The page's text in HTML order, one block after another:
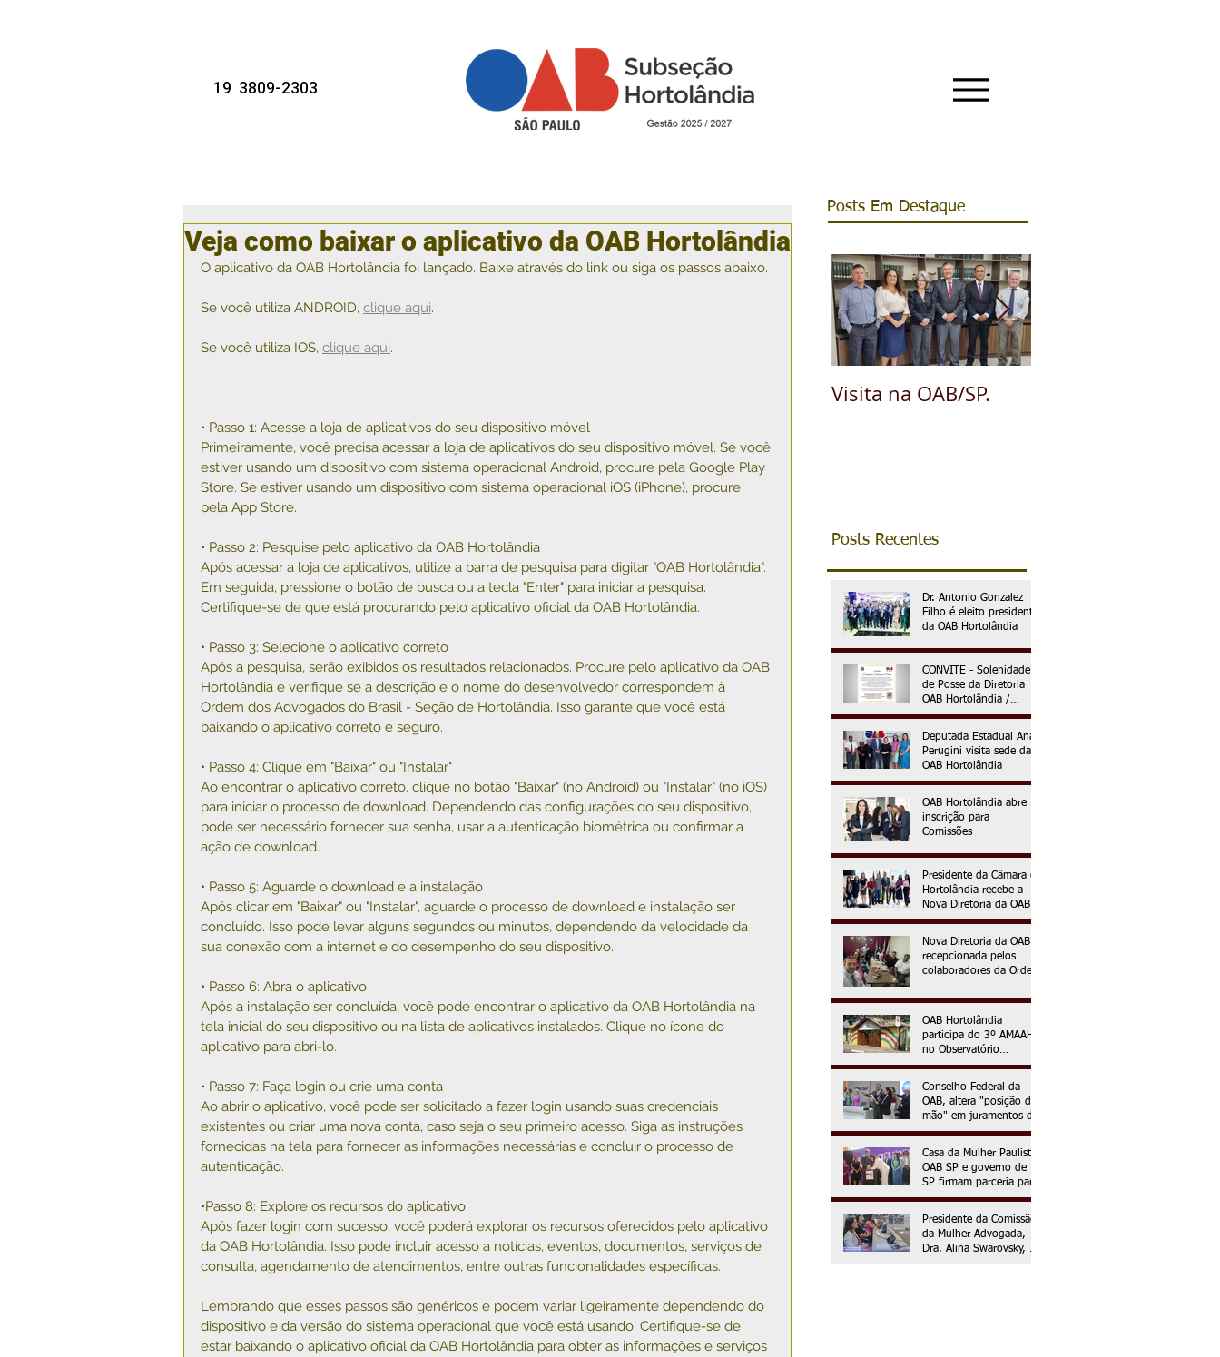
19 3809-2303
Veja como baixar o aplicativo da OAB Hortolândia
O aplicativo da OAB Hortolândia foi lançado. Baixe através do link ou siga os passos abaixo.
Se você utiliza ANDROID, clique aqui.
Se você utiliza IOS, clique aqui.
• Passo 1: Acesse a loja de aplicativos do seu dispositivo móvel
Primeiramente, você precisa acessar a loja de aplicativos do seu dispositivo móvel. Se você
estiver usando um dispositivo com sistema operacional Android, procure pela Google Play
Store. Se estiver usando um dispositivo com sistema operacional iOS (iPhone), procure
pela App Store.
• Passo 2: Pesquise pelo aplicativo da OAB Hortolândia
Após acessar a loja de aplicativos, utilize a barra de pesquisa para digitar "OAB Hortolândia".
Em seguida, pressione o botão de busca ou a tecla "Enter" para iniciar a pesquisa.
Certifique-se de que está procurando pelo aplicativo oficial da OAB Hortolândia.
• Passo 3: Selecione o aplicativo correto
Após a pesquisa, serão exibidos os resultados relacionados. Procure pelo aplicativo da OAB
Hortolândia e verifique se a descrição e o nome do desenvolvedor correspondem à
Ordem dos Advogados do Brasil - Seção de Hortolândia. Isso garante que você está
baixando o aplicativo correto e seguro.
• Passo 4: Clique em "Baixar" ou "Instalar"
Ao encontrar o aplicativo correto, clique no botão "Baixar" (no Android) ou "Instalar" (no iOS)
para iniciar o processo de download. Dependendo das configurações do seu dispositivo,
pode ser necessário fornecer sua senha, usar a autenticação biométrica ou confirmar a
ação de download.
• Passo 5: Aguarde o download e a instalação
Após clicar em "Baixar" ou "Instalar", aguarde o processo de download e instalação ser
concluído. Isso pode levar alguns segundos ou minutos, dependendo da velocidade da
sua conexão com a internet e do desempenho do seu dispositivo.
• Passo 6: Abra o aplicativo
Após a instalação ser concluída, você pode encontrar o aplicativo da OAB Hortolândia na
tela inicial do seu dispositivo ou na lista de aplicativos instalados. Clique no ícone do
aplicativo para abri-lo.
• Passo 7: Faça login ou crie uma conta
Ao abrir o aplicativo, você pode ser solicitado a fazer login usando suas credenciais
existentes ou criar uma nova conta, caso seja o seu primeiro acesso. Siga as instruções
fornecidas na tela para fornecer as informações necessárias e concluir o processo de
autenticação.
•Passo 8: Explore os recursos do aplicativo
Após fazer login com sucesso, você poderá explorar os recursos oferecidos pelo aplicativo
da OAB Hortolândia. Isso pode incluir acesso a notícias, eventos, documentos, serviços de
consulta, agendamento de atendimentos, entre outras funcionalidades específicas.
Lembrando que esses passos são genéricos e podem variar ligeiramente dependendo do
dispositivo e da versão do sistema operacional que você está usando. Certifique-se de
estar baixando o aplicativo oficial da OAB Hortolândia para obter as informações e serviços
Posts Em Destaque
Visita na OAB/SP.
Posts Recentes
Dr. Antonio Gonzalez
Filho é eleito presidente
da OAB Hortolândia
CONVITE - Solenidade
de Posse da Diretoria
OAB Hortolândia /
Gestão 2025 à 2027
Deputada Estadual Ana
Perugini visita sede da
OAB Hortolândia
OAB Hortolândia abre
inscrição para
Comissões
Presidente da Câmara de
Hortolândia recebe a
Nova Diretoria da OAB
Nova Diretoria da OAB é
recepcionada pelos
colaboradores da Ordem
gestão 2025/2027
OAB Hortolândia
participa do 3º AMAAH
no Observatório
Ambiental OAPE
Conselho Federal da
OAB, altera "posição da
mão" em juramentos de
novos advogados e
Casa da Mulher Paulista:
OAB SP e governo de
SP firmam parceria para
assistência jurídica às
vítimas de violência de
gênero
Presidente da Comissão
da Mulher Advogada,
Dra. Alina Swarovsky, é